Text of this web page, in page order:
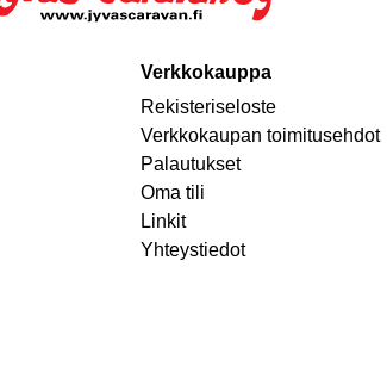
Verkkokauppa
Rekisteriseloste
Verkkokaupan toimitusehdot
Palautukset
Oma tili
Linkit
Yhteystiedot